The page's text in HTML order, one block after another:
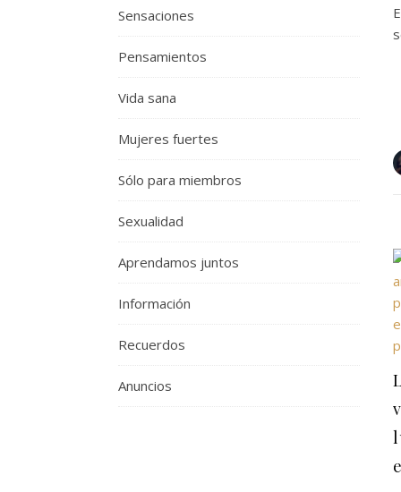
Sensaciones
Pensamientos
Vida sana
Mujeres fuertes
Sólo para miembros
Sexualidad
Aprendamos juntos
Información
Recuerdos
Anuncios